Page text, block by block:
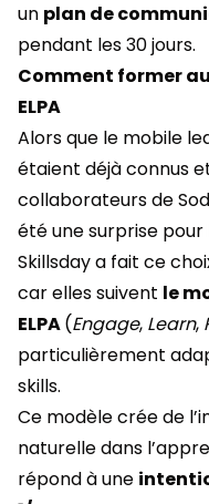
un plan de
pendant les 30 jours.
Comment former
ELPA
Alors que le mobile
étaient déjà connus
collaborateurs de
été une surprise pour
Skillsday a fait ce
car elles suivent le
ELPA(Engage, Learn,
particulièrement
skills.
Ce modèle crée de
naturelle dans
répond à une